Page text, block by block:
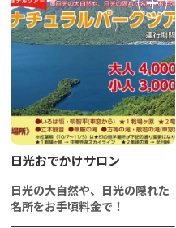
日光おでかけサロン
日光の大自然や、日光の隠れた
名所をお手頃料金で！